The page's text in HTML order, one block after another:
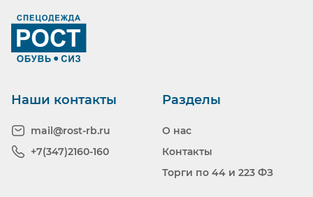
Разделы
О нас
Контакты
Торги по 44 и 223 ФЗ
Наши контакты
mail@rost-rb.ru
+7(347)2160-160